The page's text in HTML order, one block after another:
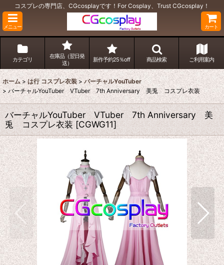
コスプレの専門店、CGcosplayです！For Cosplay、Trust CGcosplay！
メニュー カート
カテゴリ
在庫品（翌日発
送）
新作予約25％off 商品検索 ご利用案内
ホーム > は行 コスプレ衣装 > バーチャルYouTuber
> バーチャルYouTuber VTuber 7th Anniversary 美兎 コスプレ衣装
バーチャルYouTuber VTuber 7th Anniversary 美
兎 コスプレ衣装 [CGWG11]